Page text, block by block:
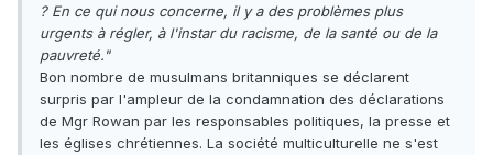
? En ce qui nous concerne, il y a des problèmes plus
urgents à régler, à l'instar du racisme, de la santé ou de la
pauvreté."
Bon nombre de musulmans britanniques se déclarent
surpris par l'ampleur de la condamnation des déclarations
de Mgr Rowan par les responsables politiques, la presse et
les églises chrétiennes. La société multiculturelle ne s'est